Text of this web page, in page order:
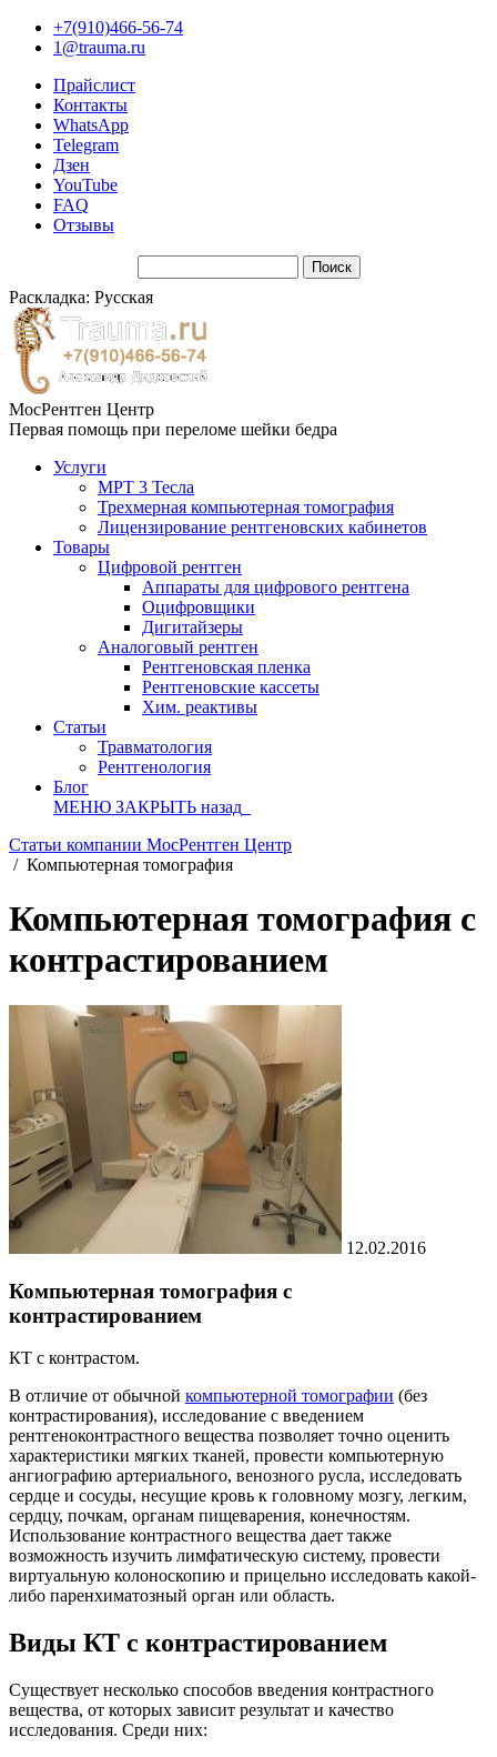
+7(910)466-56-74
1@trauma.ru
Прайслист
Контакты
WhatsApp
Telegram
Дзен
YouTube
FAQ
Отзывы
Раскладка: Русская
МосРентген Центр
Первая помощь при переломе шейки бедра
Услуги
МРТ 3 Тесла
Трехмерная компьютерная томография
Лицензирование рентгеновских кабинетов
Товары
Цифровой рентген
Аппараты для цифрового рентгена
Оцифровщики
Дигитайзеры
Аналоговый рентген
Рентгеновская пленка
Рентгеновские кассеты
Хим. реактивы
Статьи
Травматология
Рентгенология
Блог
МЕНЮ ЗАКРЫТЬ назад
Статьи компании МосРентген Центр
/ Компьютерная томография
Компьютерная томография с
контрастированием
12.02.2016
Компьютерная томография с
контрастированием
КТ с контрастом.
В отличие от обычной компьютерной томографии (без
контрастирования), исследование с введением
рентгеноконтрастного вещества позволяет точно оценить
характеристики мягких тканей, провести компьютерную
ангиографию артериального, венозного русла, исследовать
сердце и сосуды, несущие кровь к головному мозгу, легким,
сердцу, почкам, органам пищеварения, конечностям.
Использование контрастного вещества дает также
возможность изучить лимфатическую систему, провести
виртуальную колоноскопию и прицельно исследовать какой-
либо паренхиматозный орган или область.
Виды КТ с контрастированием
Существует несколько способов введения контрастного
вещества, от которых зависит результат и качество
исследования. Среди них: